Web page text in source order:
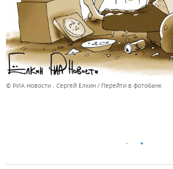
© РИА Новости . Сергей Елкин Перейти в фотобанк